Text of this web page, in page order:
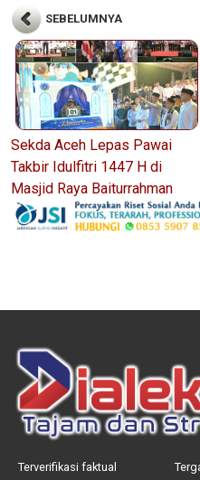
SEBELUMNYA
Sekda Aceh Lepas Pawai
Takbir Idulfitri 1447 H di
Masjid Raya Baiturrahman
Terverifikasi faktual